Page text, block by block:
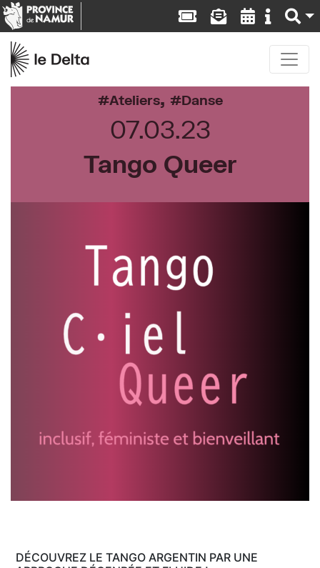
Ateliers, Danse
07.03.23
Tango Queer
DÉCOUVREZ LE TANGO ARGENTIN PAR UNE